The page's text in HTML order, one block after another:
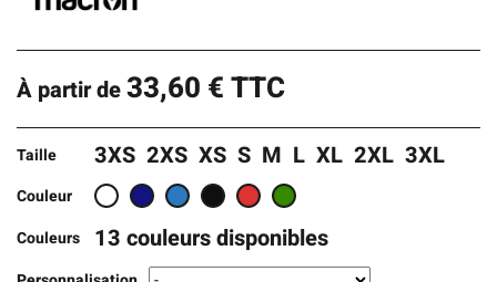
À partir de33,60 €TTC
Taille 3XS 2XS XS S M L XL 2XL 3XL
Couleur
Couleurs
13 couleurs disponibles